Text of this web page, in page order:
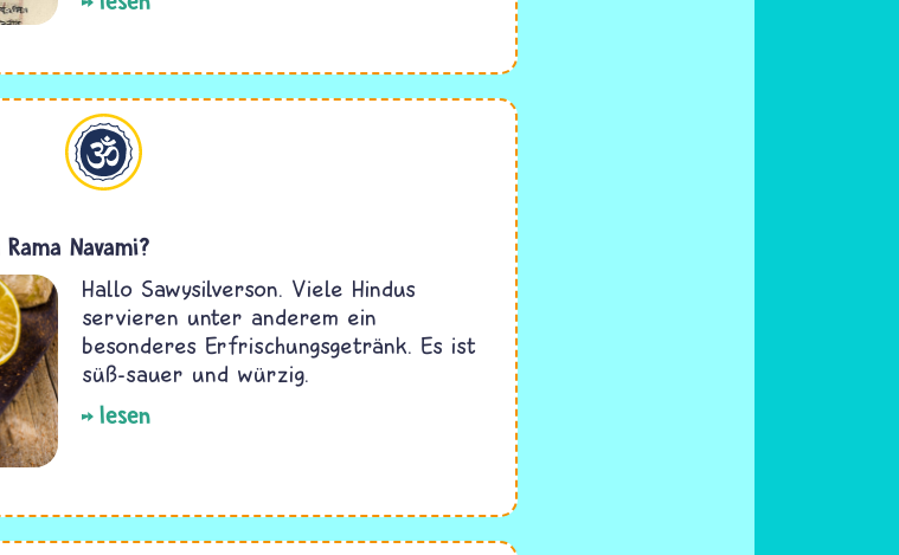
Navami?
Hallo Sawysilverson. Viele Hindus
servieren unter anderem ein
besonderes Erfrischungsgetränk. Es ist
süß-sauer und würzig.
lesen